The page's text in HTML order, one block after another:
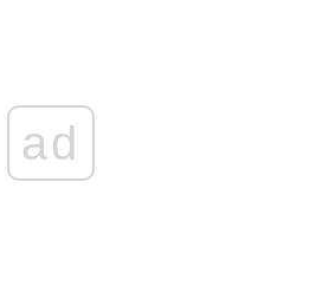
ad